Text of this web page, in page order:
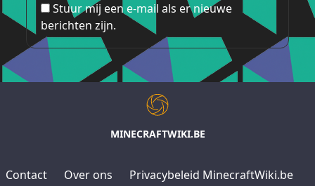
Stuur mij een e-mail als er nieuwe
berichten zijn.
MINECRAFTWIKI.BE
Contact Over ons
Privacybeleid MinecraftWiki.be